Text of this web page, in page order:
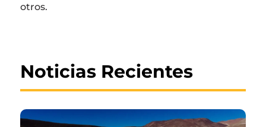
otros.
Noticias Recientes